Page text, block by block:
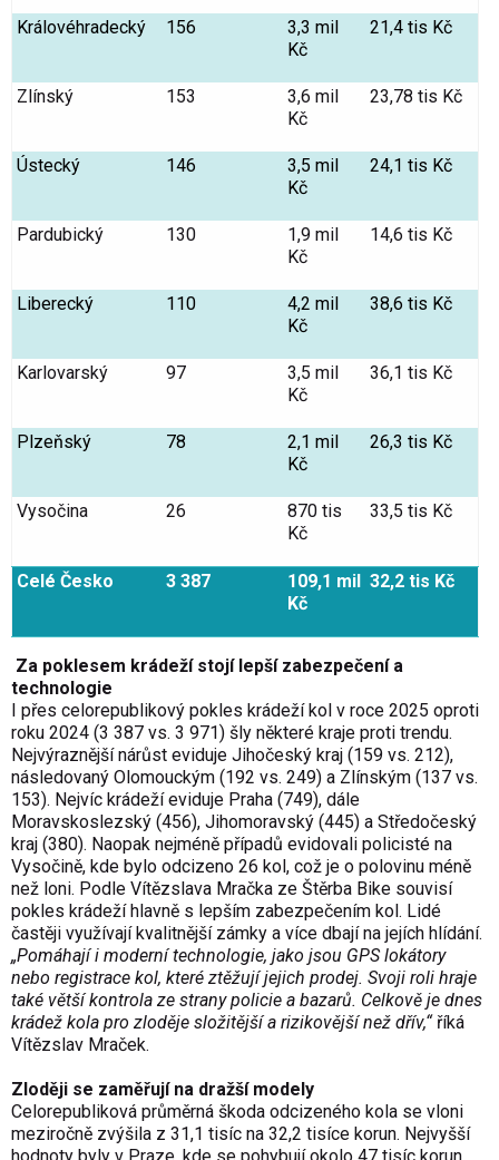
Královéhradecký 156
3,3 mil
Kč
21,4 tis Kč
Zlínský 153
3,6 mil
Kč
23,78 tis Kč
Ústecký 146
3,5 mil
Kč
24,1 tis Kč
Pardubický 130
1,9 mil
Kč
14,6 tis Kč
Liberecký 110
4,2 mil
Kč
38,6 tis Kč
Karlovarský 97
3,5 mil
Kč
36,1 tis Kč
Plzeňský 78
2,1 mil
Kč
26,3 tis Kč
Vysočina 26
870 tis
Kč
33,5 tis Kč
Celé Česko 3 387
109,1 mil
Kč
32,2 tis Kč
Za poklesem krádeží stojí lepší zabezpečení a
technologie
I přes celorepublikový pokles krádeží kol v roce 2025 oproti
roku 2024 (3 387 vs. 3 971) šly některé kraje proti trendu.
Nejvýraznější nárůst eviduje Jihočeský kraj (159 vs. 212),
následovaný Olomouckým (192 vs. 249) a Zlínským (137 vs.
153). Nejvíc krádeží eviduje Praha (749), dále
Moravskoslezský (456), Jihomoravský (445) a Středočeský
kraj (380). Naopak nejméně případů evidovali policisté na
Vysočině, kde bylo odcizeno 26 kol, což je o polovinu méně
než loni. Podle Vítězslava Mračka ze Štěrba Bike souvisí
pokles krádeží hlavně s lepším zabezpečením kol. Lidé
častěji využívají kvalitnější zámky a více dbají na jejích hlídání.
„Pomáhají i moderní technologie, jako jsou GPS lokátory
nebo registrace kol, které ztěžují jejich prodej. Svoji roli hraje
také větší kontrola ze strany policie a bazarů. Celkově je dnes
krádež kola pro zloděje složitější a rizikovější než dřív,“říká
Vítězslav Mraček.
Zloději se zaměřují na dražší modely
Celorepubliková průměrná škoda odcizeného kola se vloni
meziročně zvýšila z 31,1 tisíc na 32,2 tisíce korun. Nejvyšší